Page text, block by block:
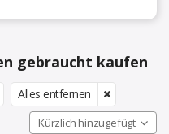
gebraucht kaufen
Alles entfernen
Kürzlich hinzugefügt